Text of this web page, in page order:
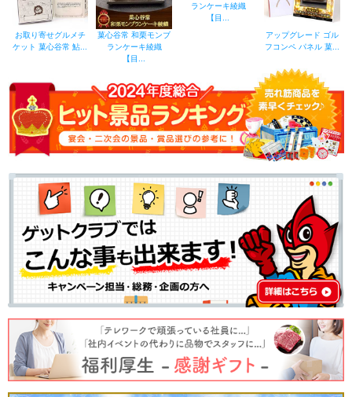
お取り寄せグルメチ
ケット 菓心谷常 鮎...
菓心谷常 和栗モンブ
ランケーキ綾織
【目...
ランケーキ綾織
【目...
アップグレード ゴル
フコンペ パネル 菓...